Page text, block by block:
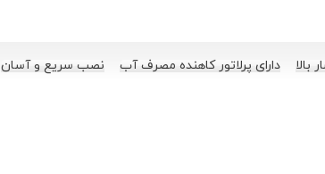
دارای پرلاتور کاهنده مصرف آب نصب سریع و آسان